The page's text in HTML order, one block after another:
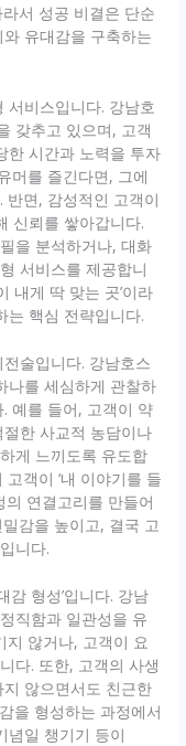
서 성공 비결은 단순
유대감을 구축하는
서비스입니다. 강남호
갖추고 있으며, 고객
한 시간과 노력을 투자
머를 즐긴다면, 그에
반면, 감성적인 고객이
신뢰를 쌓아갑니다.
을 분석하거나, 대화
서비스를 제공합니
내게 딱 맞는 곳’이라
는 핵심 전략입니다.
술입니다. 강남호스
나를 세심하게 관찰하
예를 들어, 고객이 약
한 사교적 농담이나
게 느끼도록 유도합
객이 ‘내 이야기를 들
의 연결고리를 만들어
감을 높이고, 결국 고
니다.
감 형성’입니다. 강남
직함과 일관성을 유
지 않거나, 고객이 요
다. 또한, 고객의 사생
않으면서도 친근한
을 형성하는 과정에서
념일 챙기기 등이